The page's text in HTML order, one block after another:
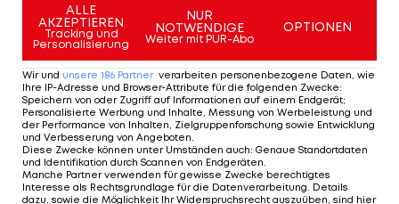
Dass er die Spielerin beleidigt habe, weist
Gasselich gegenüber dem "Kurier
Sager mit der Schleife gesteht er. "Sie hat einen
Pass gespielt, der war sauschlecht", rechtfertigt
sich die Fußballlegende. Zur Ankündigung, er würde
ihr die Schleife wegnehmen, meint er: "Das war ein
Spaß."
Austria-Präsident Kurt Gollowitzer meint: "Uns ist
ALLE
AKZEPTIEREN
Tracking und
Personalisierung
NUR
NOTWENDIGE
Weiter mit PUR-Abo
OPTIONEN
Wir und unsere 186 Partner verarbeiten personenbezogene Daten, wie
Ihre IP-Adresse und Browser-Attribute für die folgenden Zwecke:
Speichern von oder Zugriff auf Informationen auf einem Endgerät;
Personalisierte Werbung und Inhalte, Messung von Werbeleistung und
der Performance von Inhalten, Zielgruppenforschung sowie Entwicklung
und Verbesserung von Angeboten
Diese Zwecke können unter Umständen auch: Genaue Standortdaten
und Identifikation durch Scannen von Endgeräten
Manche Partner verwenden für gewisse Zwecke berechtigtes
Interesse als Rechtsgrundlage für die Datenverarbeitung. Details
dazu, sowie die Möglichkeit Ihr Widerspruchsrecht auszuüben, sind hier